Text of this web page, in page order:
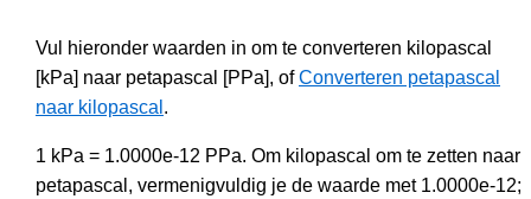
Vul hieronder waarden in om te converteren kilopascal
[kPa] naar petapascal [PPa], ofConverteren petapascal
naar kilopascal .
1 kPa = 1.0000e-12 PPa. Om kilopascal om te zetten naar
petapascal, vermenigvuldig je de waarde met 1.0000e-12;